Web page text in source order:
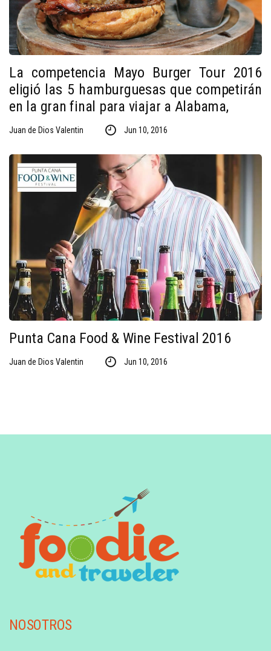
La competencia Mayo Burger Tour 2016
eligió las 5 hamburguesas que competirán
en la gran final para viajar a Alabama,
Juan de Dios Valentin Jun 10, 2016
Punta Cana Food & Wine Festival 2016
Juan de Dios Valentin Jun 10, 2016
NOSOTROS